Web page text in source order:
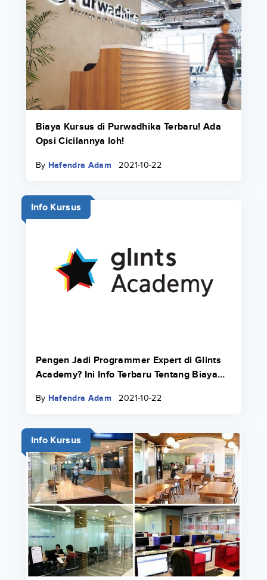
Biaya Kursus di Purwadhika Terbaru! Ada
Opsi Cicilannya loh!
By Hafendra Adam 2021-10-22
Info Kursus
Pengen Jadi Programmer Expert di Glints
Academy? Ini Info Terbaru Tentang Biaya
By Hafendra Adam 2021-10-22
Info Kursus